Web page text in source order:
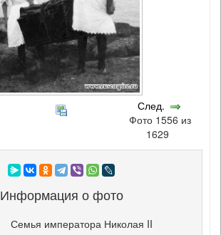
След.
Фото 1556 из
1629
Информация о фото
Семья императора Николая II